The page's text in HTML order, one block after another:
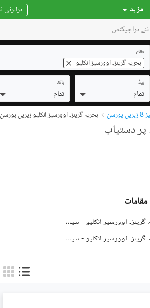
مز ید
نئے پراجیکٹس
مقام
بحریہ گرینز۔ اوورسیز انکلیو
بیڈ
تمام
باتھ
تمام
بحریہ گرینز۔ اوورسیز انکلیو زیریں پورشن
مقامات
بحریہ گرینز۔ اوورسیز انکلیو - سیکٹر 3
بحریہ گرینز۔ اوورسیز انکلیو - سیکٹر 5